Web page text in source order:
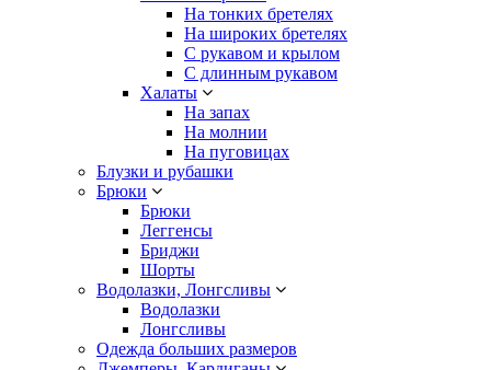
На тонких бретелях
На широких бретелях
С рукавом и крылом
С длинным рукавом
Халаты
На запах
На молнии
На пуговицах
Блузки и рубашки
Брюки
Брюки
Леггенсы
Бриджи
Шорты
Водолазки, Лонгсливы
Водолазки
Лонгсливы
Одежда больших размеров